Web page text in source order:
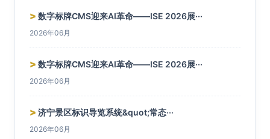
> 数字标牌CMS迎来AI革命——ISE 2026展···
2026年06月
> 数字标牌CMS迎来AI革命——ISE 2026展···
2026年06月
> 济宁景区标识导览系统&quot;常态···
2026年06月